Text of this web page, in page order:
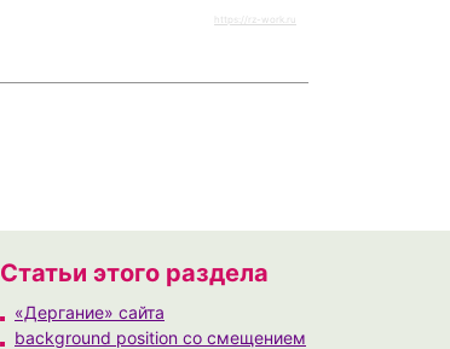
https://rz-work.ru
Статьи этого раздела
«Дергание» сайта
background position со смещением